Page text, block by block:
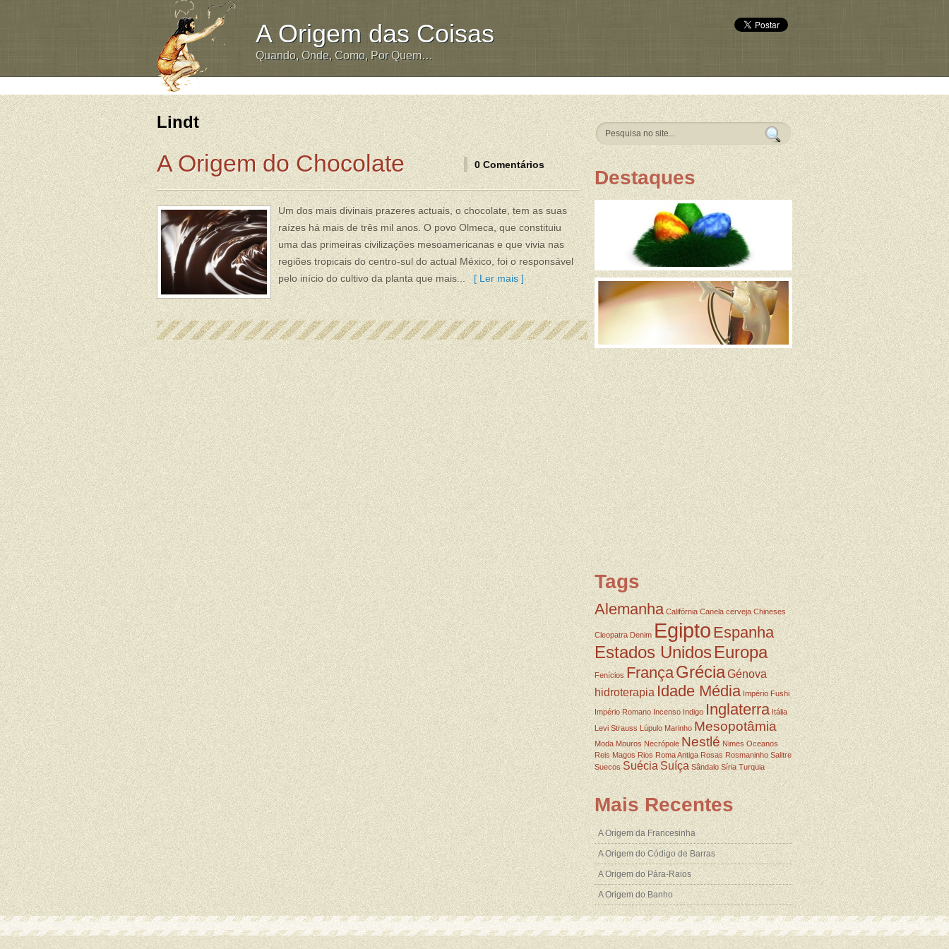
A Origem das Coisas
Quando, Onde, Como, Por Quem…
Lindt
A Origem do Chocolate 0 Comentários
Um dos mais divinais prazeres actuais, o chocolate, tem as suas
raízes há mais de três mil anos. O povo Olmeca, que constituiu
uma das primeiras civilizações mesoamericanas e que vivia nas
regiões tropicais do centro-sul do actual México, foi o responsável
pelo início do cultivo da planta que mais...[ Ler mais ]
Destaques
Tags
Alemanha Califórnia Canela cerveja Chineses
Cleopatra Denim EgiptoEspanha
Estados UnidosEuropa
Fenícios FrançaGréciaGénova
hidroterapiaIdade Média Império Fushi
Império Romano Incenso Indigo Inglaterra Itália
Levi Strauss Lúpulo Marinho Mesopotâmia
Moda Mouros Necrópole Nestlé Nimes Oceanos
Reis Magos Rios Roma Antiga Rosas Rosmaninho Salitre
Suecos Suécia Suíça Sândalo Síria Turquia
Mais Recentes
A Origem da Francesinha
A Origem do Código de Barras
A Origem do Pára-Raios
A Origem do Banho